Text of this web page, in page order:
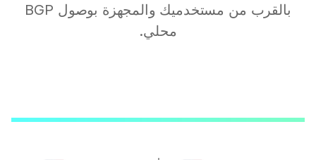
بالقرب من مستخدميك والمجهزة بوصول BGP
محلي.